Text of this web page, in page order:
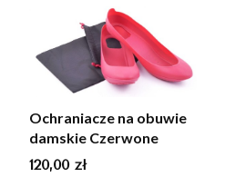
Ochraniacze na obuwie
damskie Czerwone
Cena
120,00 zł